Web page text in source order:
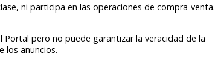
ni participa en las operaciones de compra-venta.
pero no puede garantizar la veracidad de la
los anuncios.